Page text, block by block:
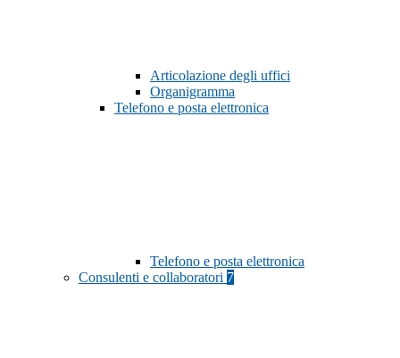
Articolazione degli uffici
Organigramma
Telefono e posta elettronica
Telefono e posta elettronica
Consulenti e collaboratori 7